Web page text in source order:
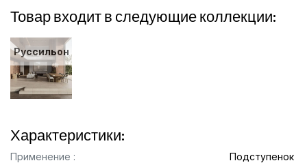
Товар входит в следующие коллекции:
Руссильон
Характеристики:
Применение : Подступенок